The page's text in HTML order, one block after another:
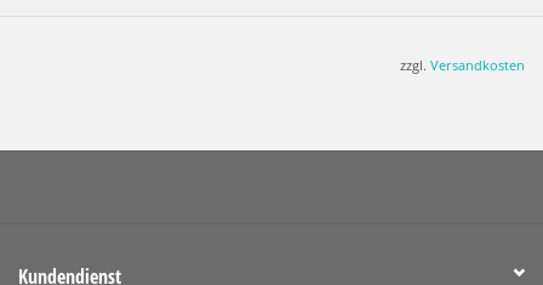
zzgl. Versandkosten
Kundendienst